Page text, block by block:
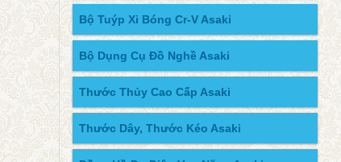
Bộ Tuýp Xi Bóng Cr-V Asaki
Bộ Dụng Cụ Đồ Nghề Asaki
Thước Thủy Cao Cấp Asaki
Thước Dây, Thước Kéo Asaki